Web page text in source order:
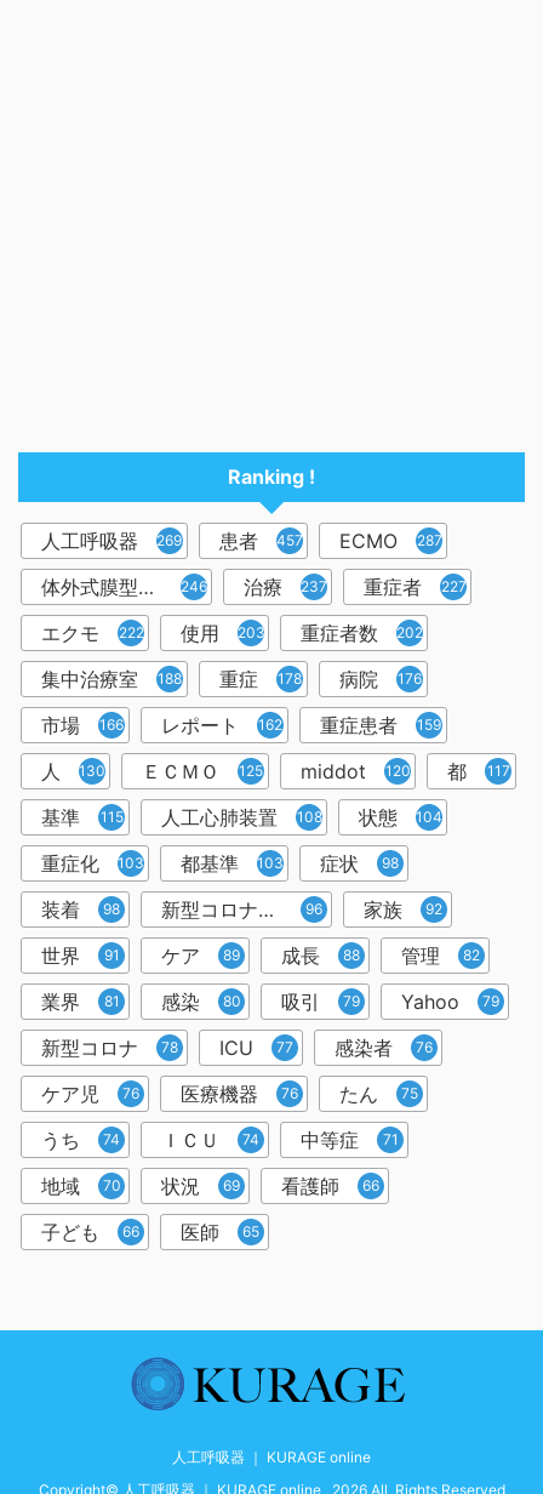
Ranking !
人工呼吸器 2698 患者 457 ECMO 287
体外式膜型人工肺 246 治療 237 重症者 227
エクモ 222 使用 203 重症者数 202
集中治療室 188 重症 178 病院 176
市場 166 レポート 162 重症患者 159
人 130 ＥＣＭＯ 125 middot 120 都 117
基準 115 人工心肺装置 108 状態 104
重症化 103 都基準 103 症状 98
装着 98 新型コロナウイルス 96 家族 92
世界 91 ケア 89 成長 88 管理 82
業界 81 感染 80 吸引 79 Yahoo 79
新型コロナ 78 ICU 77 感染者 76
ケア児 76 医療機器 76 たん 75
うち 74 ＩＣＵ 74 中等症 71
地域 70 状況 69 看護師 66
子ども 66 医師 65
人工呼吸器 ｜ KURAGE online
Copyright© 人工呼吸器 ｜ KURAGE online , 2026 All Rights Reserved